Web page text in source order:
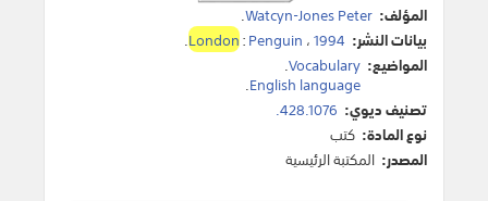
المؤلف: Watcyn-Jones Peter
.
بيانات النشر:
London:Penguin ،1994
.
المواضيع: Vocabulary
.
English language
.
تصنيف ديوي: 428.1076.
نوع المادة: كتب
المصدر: المكتبة الرئيسية